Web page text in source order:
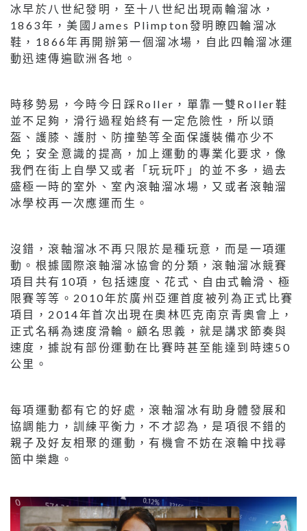
冰早於八世紀發明，至十八世紀出現兩輪溜冰，
1863年，美國James Plimpton發明瞭四輪溜冰
鞋，1866年再開辦第一個溜冰場，自此四輪溜冰運
動迅速傳遍歐洲各地。
時移勢易，今時今日踩Roller，單靠一雙Roller鞋
並不足夠，滑行過程始終有一定危險性，所以頭
盔、護膝、護肘、防撞墊等全面保護裝備亦少不
免；安全意識的提高，加上運動的專業化要求，像
我們在街上自學又或者「玩玩吓」的並不多，過去
盛極一時的室外、室內滾軸溜冰場，又或者滾軸溜
冰學校再一次應運而生。
沒錯，滾軸溜冰不再只限於是種玩意，而是一項運
動。根據國際滾軸溜冰協會的分類，滾軸溜冰競賽
項目共有10項，包括速度、花式、自由式輪滑、極
限賽等等。2010年於廣州亞運首度被列為正式比賽
項目，2014年首次出現在奧林匹克南京青奧會上，
正式名稱為速度滑輪。顧名思義，就是講求節奏與
速度，據說有部份運動在比賽時甚至能達到時速50
公里。
每項運動都有它的好處，滾軸溜冰有助身體發展和
協調能力，訓練平衡力，不才認為，是項很不錯的
親子及好友相聚的運動，有機會不妨在滾輪中找尋
箇中樂趣。